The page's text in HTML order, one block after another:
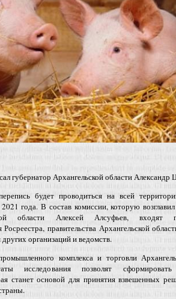
губернатор Архангельской области Александр
будет проводиться на всей
года. В состав комиссии, которую возглавил
области Алексей Алсуфьев, входят
Росреестра, правительства Архангельской
организаций и ведомств.
комплекса и торговли
исследования позволят
станет основой для принятия взвешенных